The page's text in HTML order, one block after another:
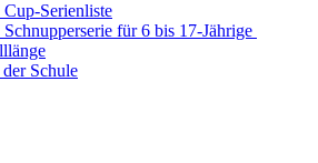
Serienliste
für 6 bis 17-Jährige
Schule